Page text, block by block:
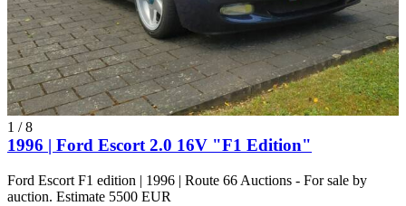
1 /8
1996 | Ford Escort 2.0 16V "F1 Edition"
Ford Escort F1 edition | 1996 | Route 66 Auctions - For sale by
auction. Estimate 5500 EUR